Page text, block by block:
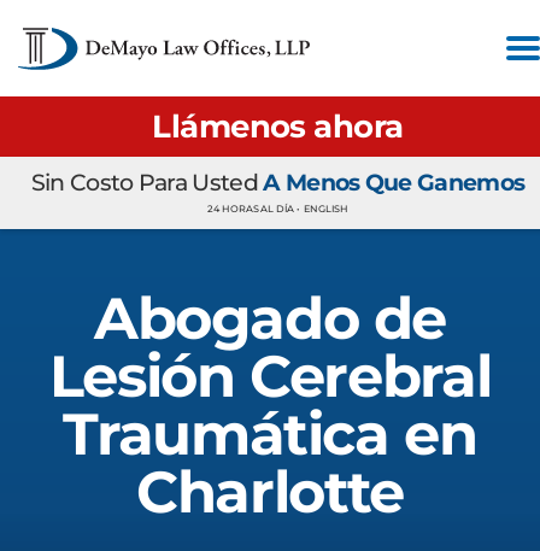
Llámenos ahora
Sin Costo Para UstedA Menos Que Ganemos
24 HORAS AL DÍA • ENGLISH
Abogado de
Lesión Cerebral
Traumática en
Charlotte